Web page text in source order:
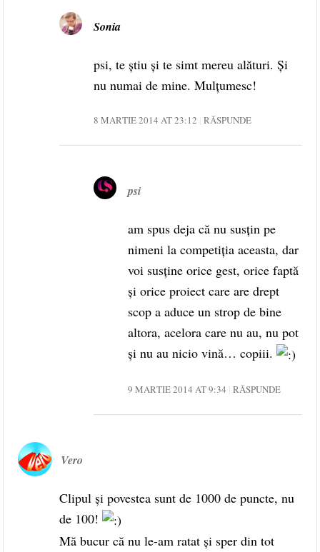
Sonia
psi, te știu și te simt mereu alături. Și
nu numai de mine. Mulțumesc!
8 MARTIE 2014 AT 23:12 RĂSPUNDE
psi
am spus deja că nu susţin pe
nimeni la competiţia aceasta, dar
voi susţine orice gest, orice faptă
şi orice proiect care are drept
scop a aduce un strop de bine
altora, acelora care nu au, nu pot
şi nu au nicio vină… copiii.
9 MARTIE 2014 AT 9:34 RĂSPUNDE
Vero
Clipul şi povestea sunt de 1000 de puncte, nu
de 100!
Mă bucur că nu le-am ratat şi sper din tot